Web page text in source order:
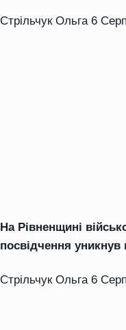
Стрільчук Ольга 6
На Рівненщині
посвідчення уникнув
Стрільчук Ольга 6